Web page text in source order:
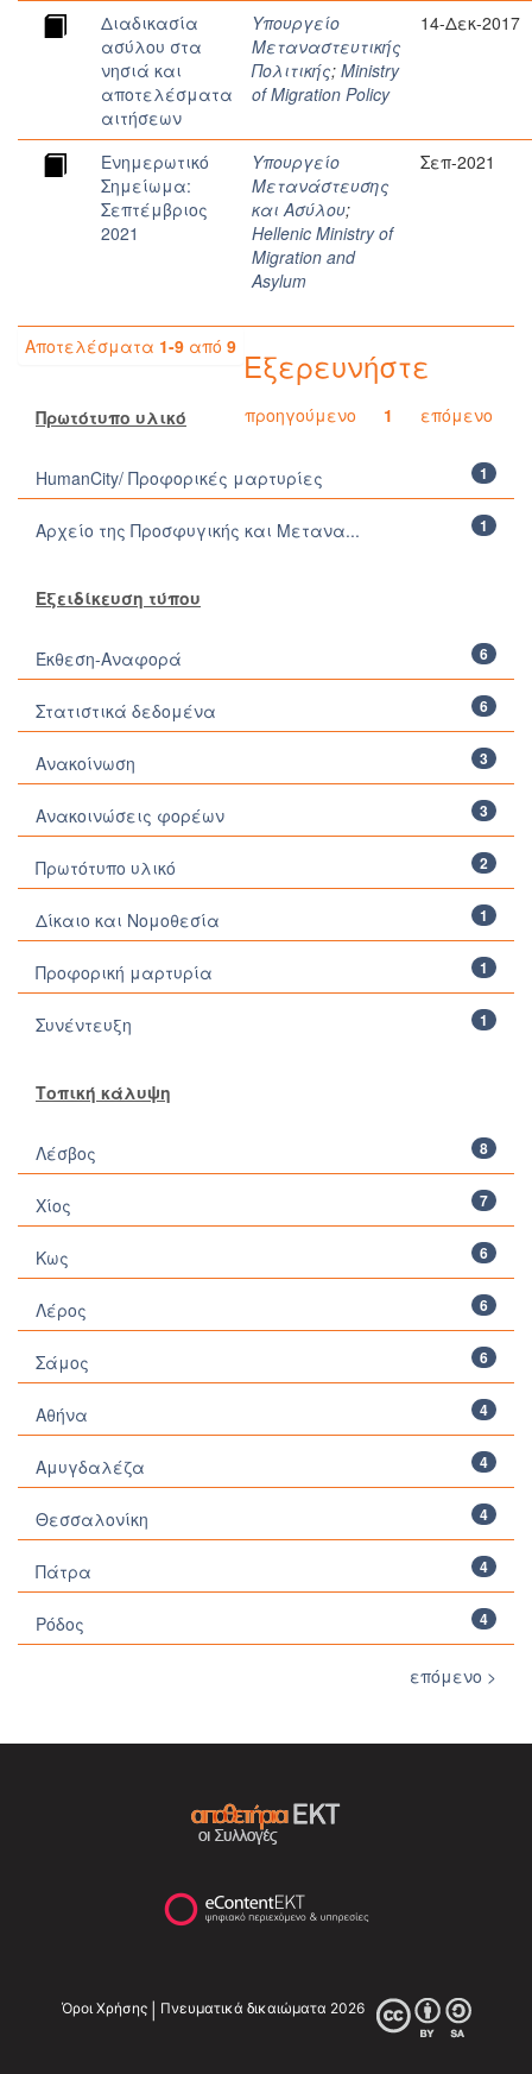
Διαδικασία
ασύλου στα
νησιά και
αποτελέσματα
αιτήσεων
Υπουργείο
Μεταναστευτικής
Πολιτικής; Ministry
of Migration Policy
14-Δεκ-2017
Ενημερωτικό
Σημείωμα:
Σεπτέμβριος
2021
Υπουργείο
Μετανάστευσης
και Ασύλου;
Hellenic Ministry of
Migration and
Asylum
Σεπ-2021
Αποτελέσματα 1-9 από 9
προηγούμενο 1 επόμενο
Εξερευνήστε
Πρωτότυπο υλικό
1
HumanCity/ Προφορικές μαρτυρίες
1
Αρχείο της Προσφυγικής και Μετανα...
Εξειδίκευση τύπου
6
Έκθεση-Αναφορά
6
Στατιστικά δεδομένα
3
Ανακοίνωση
3
Ανακοινώσεις φορέων
2
Πρωτότυπο υλικό
1
Δίκαιο και Νομοθεσία
1
Προφορική μαρτυρία
1
Συνέντευξη
Τοπική κάλυψη
8
Λέσβος
7
Χίος
6
Κως
6
Λέρος
6
Σάμος
4
Αθήνα
4
Αμυγδαλέζα
4
Θεσσαλονίκη
4
Πάτρα
4
Ρόδος
επόμενο >